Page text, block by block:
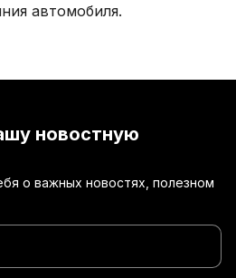
автомобиля.
новостную
о важных новостях, полезном